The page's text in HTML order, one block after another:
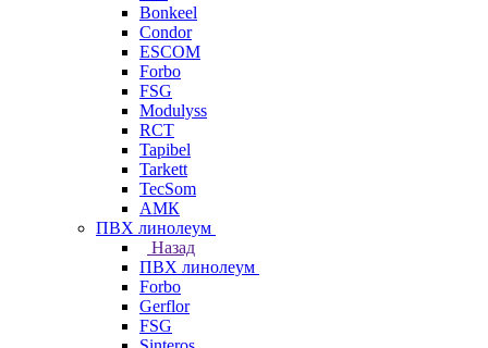
Bonkeel
Condor
ESCOM
Forbo
FSG
Modulyss
RCT
Tapibel
Tarkett
TecSom
АМК
ПВХ линолеум
Назад
ПВХ линолеум
Forbo
Gerflor
FSG